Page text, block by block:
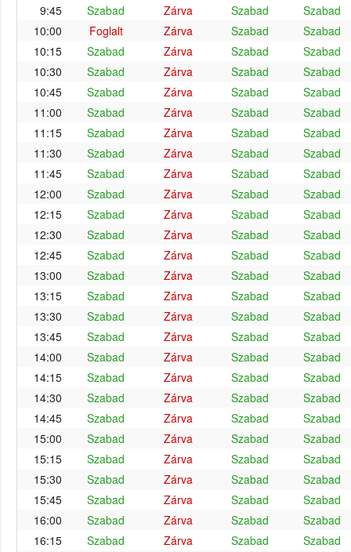
9:45
Szabad Zárva Szabad
Szabad
10:00
Foglalt Zárva Szabad
Szabad
10:15
Szabad Zárva Szabad
Szabad
10:30
Szabad Zárva Szabad
Szabad
10:45
Szabad Zárva Szabad
Szabad
11:00
Szabad Zárva Szabad
Szabad
11:15
Szabad Zárva Szabad
Szabad
11:30
Szabad Zárva Szabad
Szabad
11:45
Szabad Zárva Szabad
Szabad
12:00
Szabad Zárva Szabad
Szabad
12:15
Szabad Zárva Szabad
Szabad
12:30
Szabad Zárva Szabad
Szabad
12:45
Szabad Zárva Szabad
Szabad
13:00
Szabad Zárva Szabad
Szabad
13:15
Szabad Zárva Szabad
Szabad
13:30
Szabad Zárva Szabad
Szabad
13:45
Szabad Zárva Szabad
Szabad
14:00
Szabad Zárva Szabad
Szabad
14:15
Szabad Zárva Szabad
Szabad
14:30
Szabad Zárva Szabad
Szabad
14:45
Szabad Zárva Szabad
Szabad
15:00
Szabad Zárva Szabad
Szabad
15:15
Szabad Zárva Szabad
Szabad
15:30
Szabad Zárva Szabad
Szabad
15:45
Szabad Zárva Szabad
Szabad
16:00
Szabad Zárva Szabad
Szabad
16:15
Szabad Zárva Szabad Szabad